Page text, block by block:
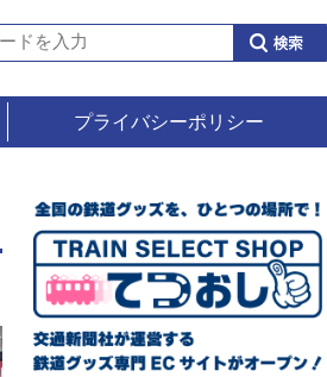
プライバシーポリシー